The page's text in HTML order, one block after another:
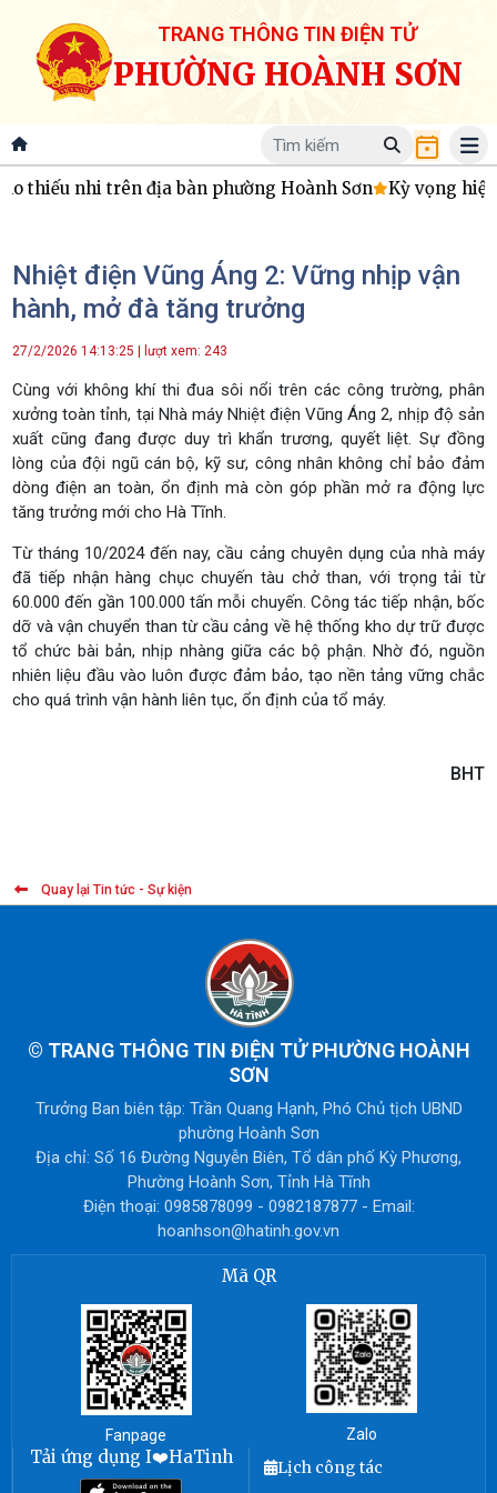
TRANG THÔNG TIN ĐIỆN TỬ
PHƯỜNG HOÀNH SƠN
thiếu nhi trên địa bàn phường Hoành Sơn Kỳ vọng hiệu
Nhiệt điện Vũng Áng 2: Vững nhịp vận
hành, mở đà tăng trưởng
27/2/2026 14:13:25 | lượt xem: 243
Cùng với không khí thi đua sôi nổi trên các công trường, phân
xưởng toàn tỉnh, tại Nhà máy Nhiệt điện Vũng Áng 2, nhịp độ sản
xuất cũng đang được duy trì khẩn trương, quyết liệt. Sự đồng
lòng của đội ngũ cán bộ, kỹ sư, công nhân không chỉ bảo đảm
dòng điện an toàn, ổn định mà còn góp phần mở ra động lực
tăng trưởng mới cho Hà Tĩnh.
Từ tháng 10/2024 đến nay, cầu cảng chuyên dụng của nhà máy
đã tiếp nhận hàng chục chuyến tàu chở than, với trọng tải từ
60.000 đến gần 100.000 tấn mỗi chuyến. Công tác tiếp nhận, bốc
dỡ và vận chuyển than từ cầu cảng về hệ thống kho dự trữ được
tổ chức bài bản, nhịp nhàng giữa các bộ phận. Nhờ đó, nguồn
nhiên liệu đầu vào luôn được đảm bảo, tạo nền tảng vững chắc
cho quá trình vận hành liên tục, ổn định của tổ máy.
BHT
Quay lại Tin tức - Sự kiện
© TRANG THÔNG TIN ĐIỆN TỬ PHƯỜNG HOÀNH
SƠN
Trưởng Ban biên tập: Trần Quang Hạnh, Phó Chủ tịch UBND
phường Hoành Sơn
Địa chỉ: Số 16 Đường Nguyễn Biên, Tổ dân phố Kỳ Phương,
Phường Hoành Sơn, Tỉnh Hà Tĩnh
Điện thoại: 0985878099 - 0982187877 - Email:
hoanhson@hatinh.gov.vn
Mã QR
Fanpage Zalo
Tải ứng dụng I❤️HaTinh Lịch công tác